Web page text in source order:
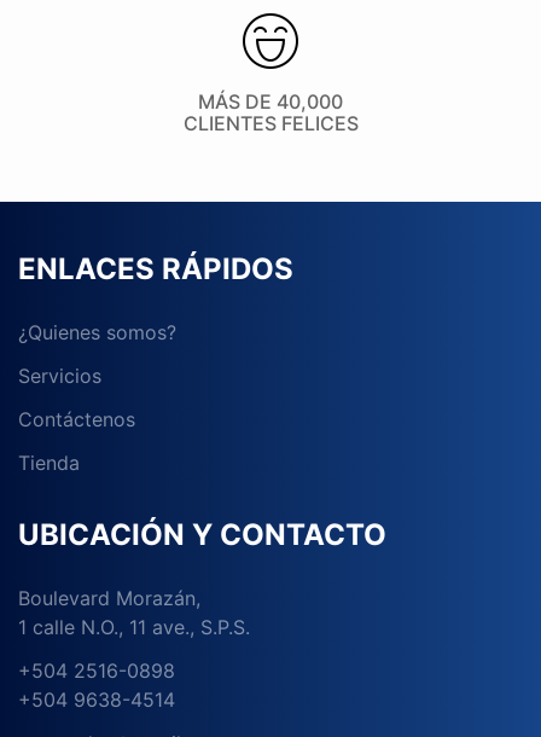
MÁS DE 40,000
CLIENTES FELICES
ENLACES RÁPIDOS
¿Quienes somos?
Servicios
Contáctenos
Tienda
UBICACIÓN Y CONTACTO
Boulevard Morazán,
1 calle N.O., 11 ave., S.P.S.
+504 2516-0898
+504 9638-4514